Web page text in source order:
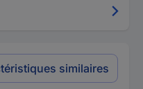
similaires